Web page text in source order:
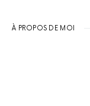
À PROPOS DE MOI